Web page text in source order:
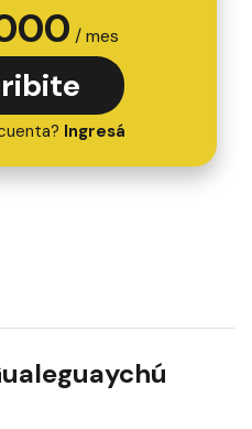
/ mes
Ingresá